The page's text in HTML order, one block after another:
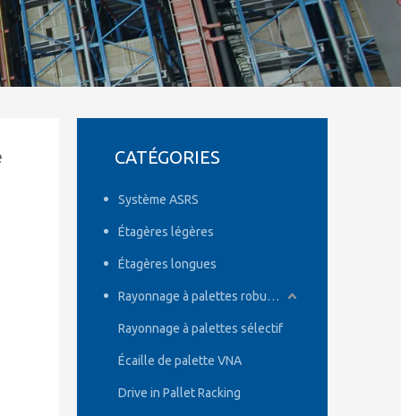
CATÉGORIES
Système ASRS
Étagères légères
Étagères longues
Rayonnage à palettes robuste
Rayonnage à palettes sélectif
Écaille de palette VNA
Drive in Pallet Racking